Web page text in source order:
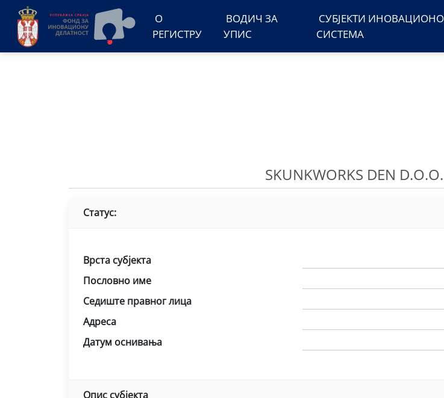
О
РЕГИСТРУ
ВОДИЧ ЗА
УПИС
СУБЈЕКТИ
СИСТЕМА
SKUNKWORKS DEN
Статус:
Врста субјекта
Пословно име
Седиште правног лица
Адреса
Датум оснивања
Опис субјекта